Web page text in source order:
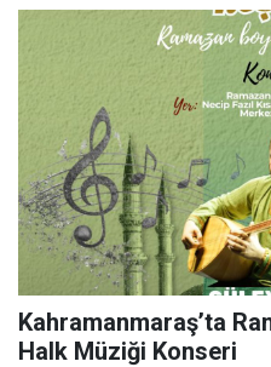
Kahramanmaraş’ta
Halk Müziği Konseri